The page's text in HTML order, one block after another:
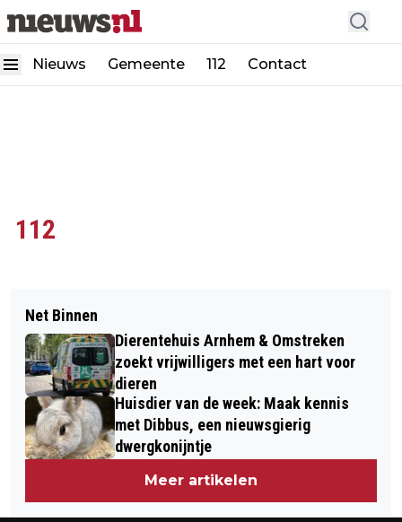
Nieuws Gemeente 112 Contact
112
Net Binnen
Dierentehuis Arnhem & Omstreken
zoekt vrijwilligers met een hart voor
dieren
Huisdier van de week: Maak kennis
met Dibbus, een nieuwsgierig
dwergkonijntje
Meer artikelen